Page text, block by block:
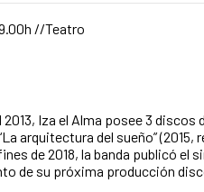
//Teatro
Iza el Alma posee 3 discos
arquitectura del sueño” (2015,
de 2018, la banda publicó el
de su próxima producción